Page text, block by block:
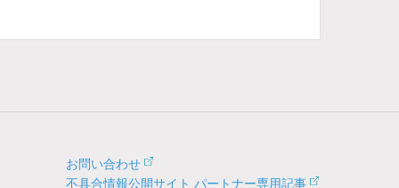
お問い合わせ
不具合情報公開サイト パートナー専用記事